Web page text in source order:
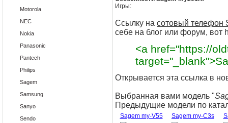
Motorola
NEC
Nokia
Panasonic
Pantech
Philips
Sagem
Samsung
Sanyo
Sendo
Игры:
Ссылку на сотовый телефон
себе на блог или форум, вот
<a href="https://
Открывается эта ссылка в
Выбранная вами модель "
Предыдущие модели по
Sagem my-V55 Sagem my-C3s